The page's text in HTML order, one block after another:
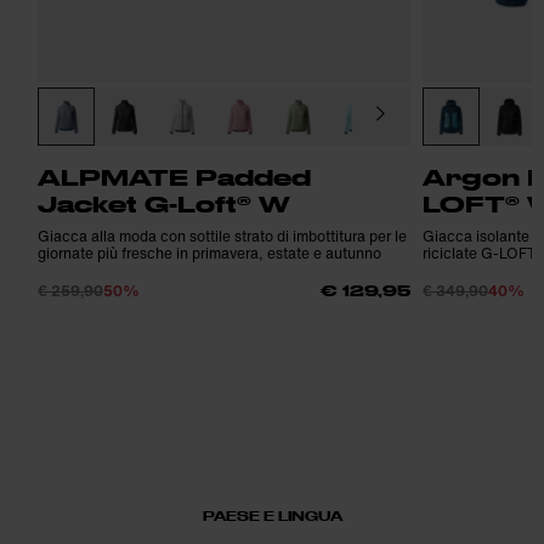
ALPMATE Padded
Jacket G-Loft® W
Giacca alla moda con sottile strato di imbottitura per le
giornate più fresche in primavera, estate e autunno
€ 259,9050% € 129,95
Argon
LOFT®
Giacca isolante
riciclate G-
€ 349,9040%
PAESE E LINGUA